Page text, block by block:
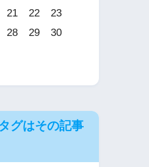
21 22
23
28 29
30
グはその記事